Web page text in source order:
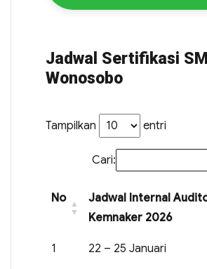
Jadwal Sertifikasi
Wonosobo
Tampilkan entri
Cari:
No
Jadwal Internal
Kemnaker 2026
1 22 – 25 Januari